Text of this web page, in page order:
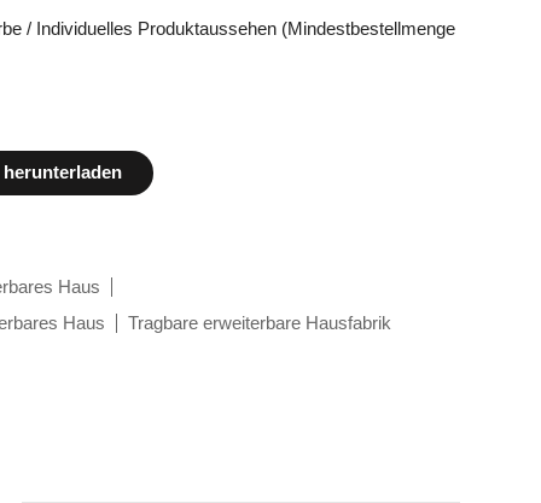
/ Individuelles Produktaussehen (Mindestbestellmenge
Haus
Haus
Tragbare erweiterbare Hausfabrik